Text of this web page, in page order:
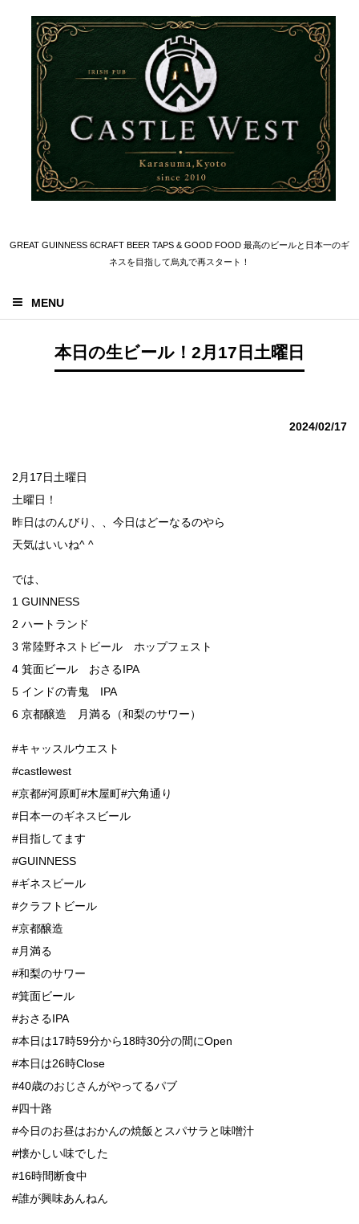
GREAT GUINNESS 6CRAFT BEER TAPS & GOOD FOOD 最高のビールと日本一のギ
ネスを目指して烏丸で再スタート！
MENU
本日の生ビール！2月17日土曜日
2024/02/17
2月17日土曜日
土曜日！
昨日はのんびり、、今日はどーなるのやら
天気はいいね^ ^
では、
1 GUINNESS
2 ハートランド
3 常陸野ネストビール ホップフェスト
4 箕面ビール おさるIPA
5 インドの青鬼 IPA
6 京都醸造 月満る（和梨のサワー）
#キャッスルウエスト
#castlewest
#京都#河原町#木屋町#六角通り
#日本一のギネスビール
#目指してます
#GUINNESS
#ギネスビール
#クラフトビール
#京都醸造
#月満る
#和梨のサワー
#箕面ビール
#おさるIPA
#本日は17時59分から18時30分の間にOpen
#本日は26時Close
#40歳のおじさんがやってるパブ
#四十路
#今日のお昼はおかんの焼飯とスパサラと味噌汁
#懐かしい味でした
#16時間断食中
#誰が興味あんねん